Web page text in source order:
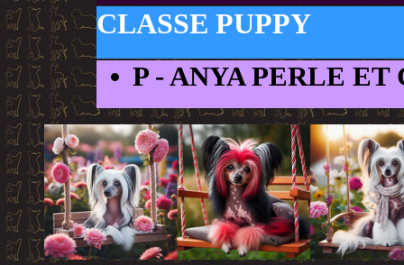
CLASSE PUPPY
P - ANYA PERLE